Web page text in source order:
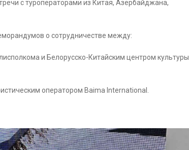
с туроператорами из Китая, Азербайджана,
о сотрудничестве между:
и Белорусско-Китайским центром культуры
оператором Baima International.